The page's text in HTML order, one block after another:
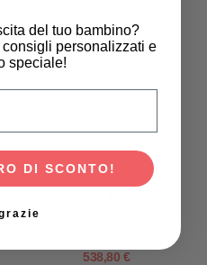
Cassetto + Materasso 11 cm
Aloe Vera
538,80 €
del tuo bambino?
consigli personalizzati e
speciale!
DI SCONTO!